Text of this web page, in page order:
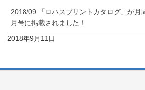
2018/09 「ロハスプリントカタログ」が月
月号に掲載されました！
2018年9月11日